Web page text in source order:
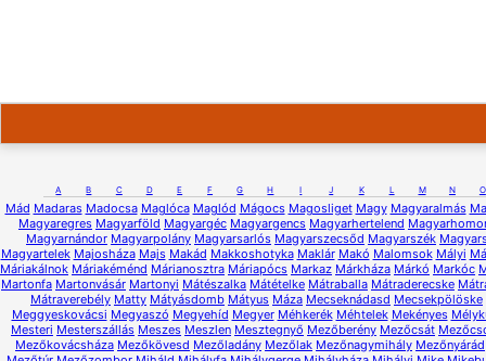
A B C D E F G H I J K L M N O
Mád Madaras Madocsa Maglóca Maglód Mágocs Magosliget Magy Magyaralmás
Magyaregres Magyarföld Magyargéc Magyargencs Magyarhertelend
Magyarnándor Magyarpolány Magyarsarlós Magyarszecsőd Magyarszék
Magyartelek Majosháza Majs Makád Makkoshotyka Maklár Makó Malomsok Mályi
Máriakálnok Máriakéménd Márianosztra Máriapócs Markaz Márkháza Márkó Markóc
Martonfa Martonvásár Martonyi Mátészalka Mátételke Mátraballa Mátraderecske
Mátraverebély Matty Mátyásdomb Mátyus Máza Mecseknádasd Mecsekpölöske
Meggyeskovácsi Megyaszó Megyehíd Megyer Méhkerék Méhtelek Mekényes
Mesteri Mesterszállás Meszes Meszlen Mesztegnyő Mezőberény Mezőcsát
Mezőkovácsháza Mezőkövesd Mezőladány Mezőlak Mezőnagymihály Mezőnyárád